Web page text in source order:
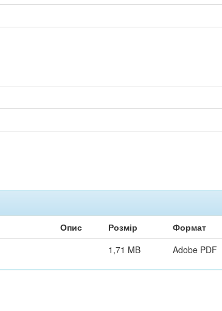
Опис Розмір
Формат
1,71 MB Adobe PDF